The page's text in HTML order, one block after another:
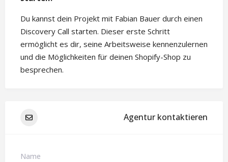
Du kannst dein Projekt mit Fabian Bauer durch einen
Discovery Call starten. Dieser erste Schritt
ermöglicht es dir, seine Arbeitsweise kennenzulernen
und die Möglichkeiten für deinen Shopify-Shop zu
besprechen.
Agentur kontaktieren